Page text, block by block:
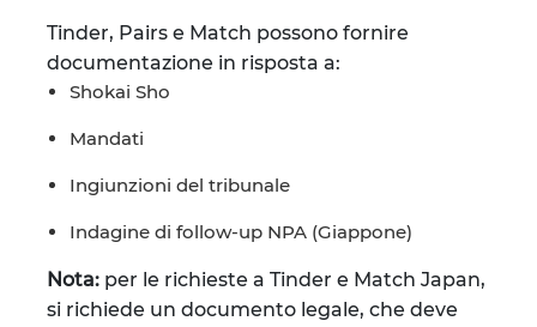
Tinder, Pairs e Match possono fornire
documentazione in risposta a:
Shokai Sho
Mandati
Ingiunzioni del tribunale
Indagine di follow-up NPA (Giappone)
Nota: per le richieste a Tinder e Match Japan,
si richiede un documento legale, che deve